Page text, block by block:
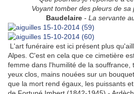
Voyant tomber des pleurs de
Baudelaire - La servante
L'art funéraire est ici présent plus
Alpes. C'est en cela que ce cimetière
femme dans l'humilité de la souffrance,
yeux clos, mains nouées sur un
que la mort rend égaux, les puissants